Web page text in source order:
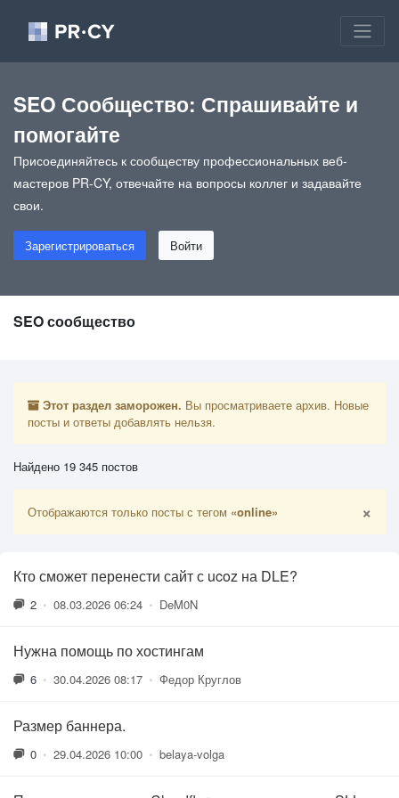
SEO Сообщество: Спрашивайте и
помогайте
Присоединяйтесь к сообществу профессиональных веб-
мастеров PR-CY, отвечайте на вопросы коллег и задавайте
свои.
Зарегистрироваться Войти
SEO сообщество
Этот раздел заморожен. Вы просматриваете архив. Новые
посты и ответы добавлять нельзя.
Найдено 19 345 постов
Отображаются только посты с тегом «online» ×
Кто сможет перенести сайт с ucoz на DLE?
2 • 08.03.2026 06:24 • DeM0N
Нужна помощь по хостингам
6 • 30.04.2026 08:17 • Федор Круглов
Размер баннера.
0 • 29.04.2026 10:00 • belaya-volga